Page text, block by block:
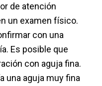
de atención
un examen físico.
con una
Es posible que
con aguja fina.
una aguja muy fina